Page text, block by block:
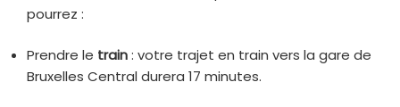
pourrez :
Prendre le train: votre trajet en train vers la gare de
Bruxelles Central durera 17 minutes.